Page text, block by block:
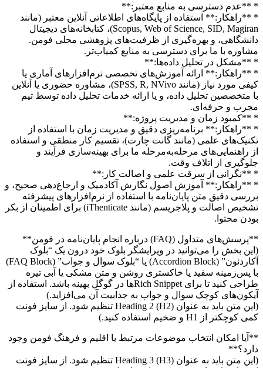
* **عدم دسترسی به منابع معتبر:**
* **راهکار:** استفاده از پایگاه‌های اطلاعاتی آنلاین معتبر (مانند
Scopus, Web of Science, SID, Magiran)، کتابخانه‌های دیجیتال
دانشگاهی، و بهره‌گیری از ظرفیت‌های پژوهشی محلی فومن.
مشاوره با ما برای دسترسی به منابع کمیاب‌تر.
* **مشکل در تحلیل داده‌ها:**
* **راهکار:** ارائه آموزش‌های تخصصی نرم‌افزارهای آماری یا
کیفی مورد نیاز (مانند SPSS, R, NVivo)، مشاوره حضوری یا آنلاین
با متخصصین تحلیل داده، و یا ارائه خدمات تحلیل داده توسط تیم
مجرب و حرفه‌ای.
* **کمبود زمان و مدیریت پروژه:**
* **راهکار:** برنامه‌ریزی دقیق و مدیریت زمان با استفاده از
تکنیک‌های علمی (مانند گانت چارت)، تقسیم کار منطقی و استفاده
از راهنمایی‌های مرحله‌به‌مرحله ما برای بهینه‌سازی فرآیند و
جلوگیری از اتلاف وقت.
* **نگرانی از سرقت علمی و اصالت کار:**
* **راهکار:** آموزش اصول نگارش آکادمیک و ارجاع‌دهی صحیح، و
بررسی دقیق متن پایان‌نامه با استفاده از نرم‌افزارهای پیشرفته
تشخیص اصالت و پلاجریسم (مانند iThenticate) برای اطمینان از بکر
بودن محتوا.
**پرسش‌های متداول (FAQ) درباره انجام پایان‌نامه در فومن**
(این بخش را می‌توانید در ویرایشگر بلوک خود درون یک “بلوک
آکاردئون” (Accordion Block) یا “بلوک سوال و جواب” (FAQ Block)
با پس‌زمینه سفید یا خاکستری روشن و متن مشکی یا آبی تیره
طراحی کنید تا برای Rich Snippetها در گوگل بهینه باشد. استفاده از
آیکون‌های کوچک سوال و جواب به جذابیت آن می‌افزاید.)
(این متن باید به عنوان Heading 2 (H2) تنظیم شود. از سایز فونت
کمی کوچکتر از H1 و ضخیم استفاده کنید.)
**آیا امکان انتخاب موضوعات مرتبط با اقلیم و فرهنگ فومن وجود
دارد؟**
(این متن باید به عنوان Heading 3 (H3) تنظیم شود. از سایز فونت